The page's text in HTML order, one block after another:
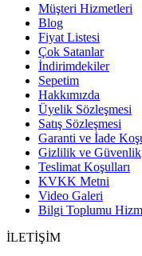
Müşteri Hizmetleri
Blog
Fiyat Listesi
Çok Satanlar
İndirimdekiler
Sepetim
Hakkımızda
Üyelik Sözleşmesi
Satış Sözleşmesi
Garanti ve İade
Gizlilik ve Güvenlik
Teslimat Koşulları
KVKK Metni
Video Galeri
Bilgi Toplumu
İLETİŞİM